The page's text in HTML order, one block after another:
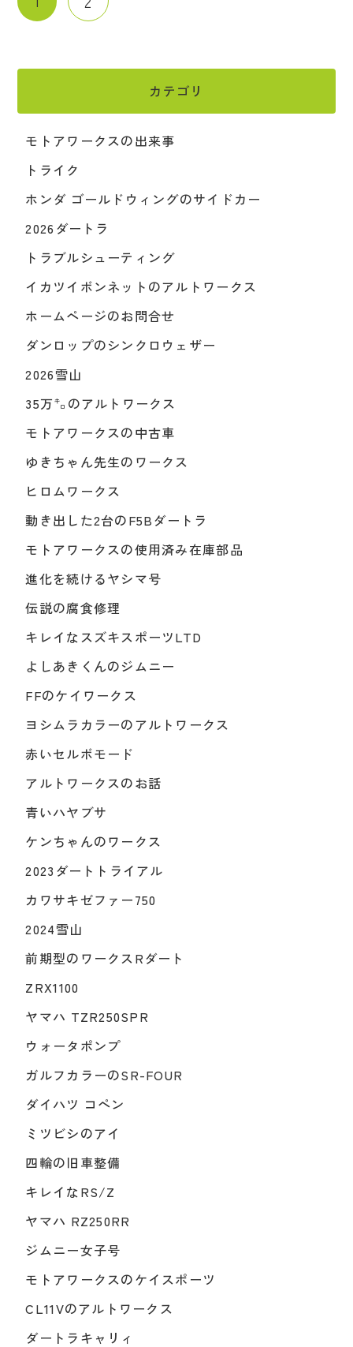
カテゴリ
モトアワークスの出来事
トライク
ホンダ ゴールドウィングのサイドカー
2026ダートラ
トラブルシューティング
イカツイボンネットのアルトワークス
ホームページのお問合せ
ダンロップのシンクロウェザー
2026雪山
35万㌔のアルトワークス
モトアワークスの中古車
ゆきちゃん先生のワークス
ヒロムワークス
動き出した2台のF5Bダートラ
モトアワークスの使用済み在庫部品
進化を続けるヤシマ号
伝説の腐食修理
キレイなスズキスポーツLTD
よしあきくんのジムニー
FFのケイワークス
ヨシムラカラーのアルトワークス
赤いセルボモード
アルトワークスのお話
青いハヤブサ
ケンちゃんのワークス
2023ダートトライアル
カワサキゼファー750
2024雪山
前期型のワークスRダート
ZRX1100
ヤマハ TZR250SPR
ウォータポンプ
ガルフカラーのSR-FOUR
ダイハツ コペン
ミツビシのアイ
四輪の旧車整備
キレイなRS/Z
ヤマハ RZ250RR
ジムニー女子号
モトアワークスのケイスポーツ
CL11Vのアルトワークス
ダートラキャリィ